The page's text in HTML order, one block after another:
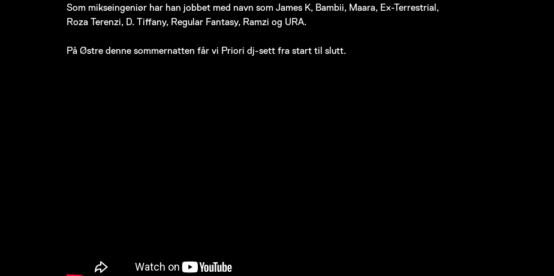
Som mikseingeniør har han jobbet med navn som James K, Bambii, Maara, Ex-Terrestrial,
Roza Terenzi, D. Tiffany, Regular Fantasy, Ramzi og URA.
På Østre denne sommernatten får vi Priori dj-sett fra start til slutt.